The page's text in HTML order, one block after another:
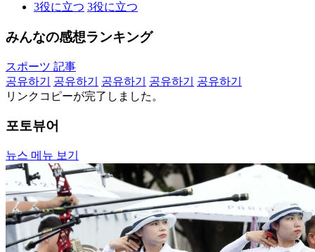
3役に立つ 3役に立つ
みんなの感想ランキング
スポーツ 記事
공유하기
공유하기 공유하기 공유하기
공유하기
リンクコピーが完了しました。
포토뷰어
뉴스 메뉴 보기